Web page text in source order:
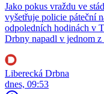
Jako pokus vraždu ve
vyšetřuje policie páteční
odpoledních hodinách v
Drbny napadl v jednom
Liberecká Drbna
dnes, 09:53